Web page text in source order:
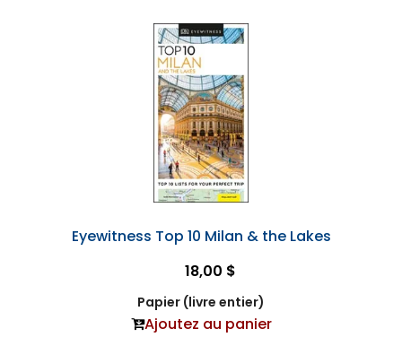
Eyewitness Top 10 Milan & the Lakes
18,00 $
Papier (livre entier)
Ajoutez au panier